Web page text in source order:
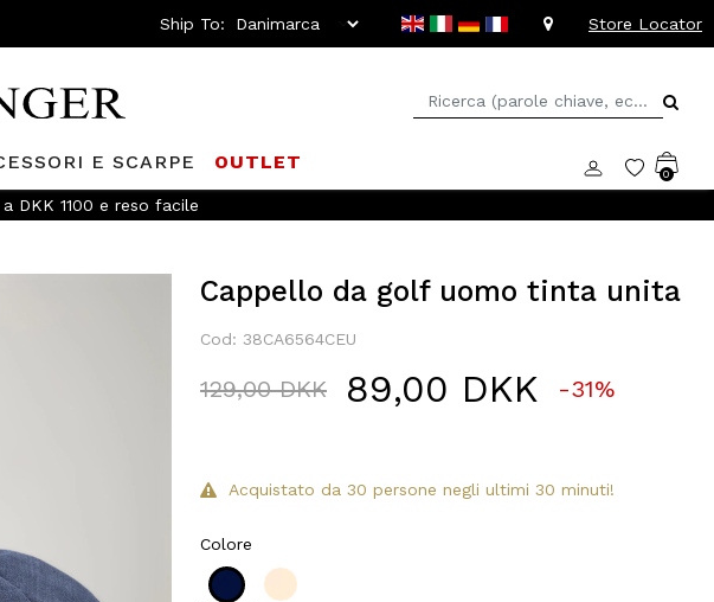
Ship To: Store Locator
E SCARPE OUTLET
0
DKK 1100 e reso facile
Cappello da golf uomo tinta unita
Cod: 38CA6564CEU
Price reduced from
129,00 DKKto89,00 DKK -31%
Acquistato da 30 persone negli ultimi 30 minuti!
Colore